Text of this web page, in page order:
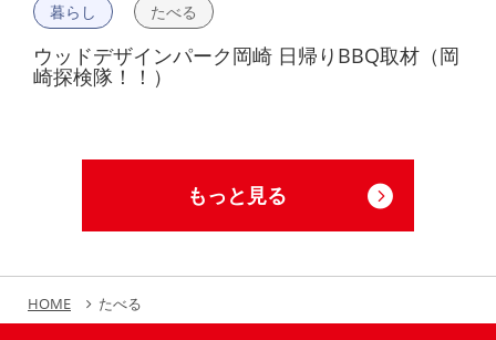
暮らし たべる
ウッドデザインパーク岡崎 日帰りBBQ取材（岡
崎探検隊！！）
もっと見る
HOME たべる